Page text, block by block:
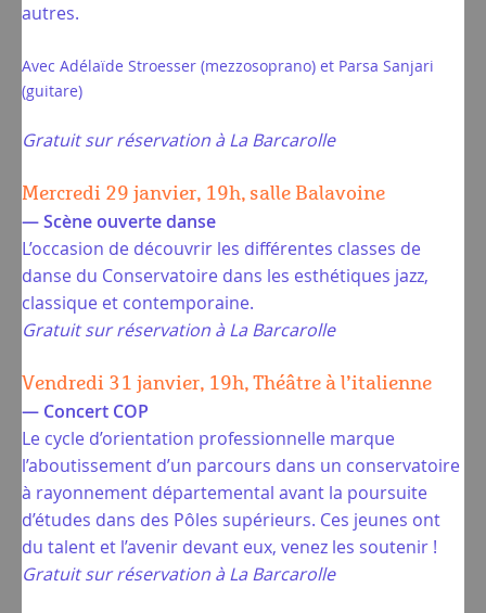
autres.
Avec Adélaïde Stroesser (mezzosoprano) et Parsa Sanjari
(guitare)
Gratuit sur réservation à La Barcarolle
Mercredi 29 janvier, 19h, salle Balavoine
— Scène ouverte danse
L’occasion de découvrir les différentes classes de
danse du Conservatoire dans les esthétiques jazz,
classique et contemporaine.
Gratuit sur réservation à La Barcarolle
Vendredi 31 janvier, 19h, Théâtre à l’italienne
— Concert COP
Le cycle d’orientation professionnelle marque
l’aboutissement d’un parcours dans un conservatoire
à rayonnement départemental avant la poursuite
d’études dans des Pôles supérieurs. Ces jeunes ont
du talent et l’avenir devant eux, venez les soutenir !
Gratuit sur réservation à La Barcarolle